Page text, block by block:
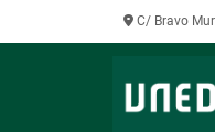
C/ Bravo